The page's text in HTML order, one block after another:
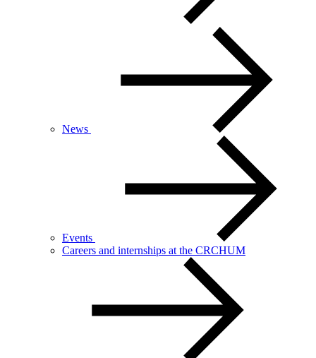
News
Events
Careers and internships at the CRCHUM